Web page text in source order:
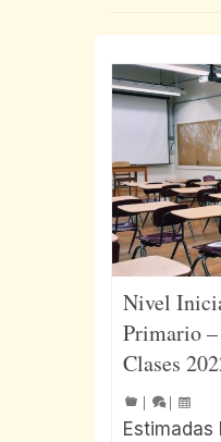
Nivel
Primario
Clases
Estimadas